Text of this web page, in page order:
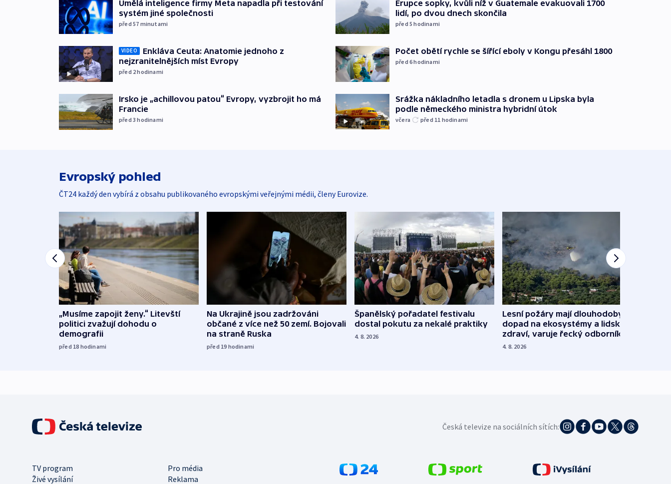
Umělá inteligence firmy Meta napadla při testování
systém jiné společnosti
před 57 minutami
VIDEO
Enkláva Ceuta: Anatomie jednoho z
nejzranitelnějších míst Evropy
před 2hodinami
Irsko je „achillovou patou“ Evropy, vyzbrojit ho má
Francie
před 3hodinami
Erupce sopky, kvůli níž v Guatemale evakuovali 1700
lidí, po dvou dnech skončila
před 5hodinami
Počet obětí rychle se šířící eboly v Kongu přesáhl 1800
před 6hodinami
Srážka nákladního letadla s dronem u Lipska byla
podle německého ministra hybridní útok
včera před 11 hodinami
Evropský pohled
ČT24 každý den vybírá z obsahu publikovaného evropskými veřejnými médii, členy Eurovize.
„Musíme zapojit ženy.“ Litevští
politici zvažují dohodu o
demografii
před 18 hodinami
Na Ukrajině jsou zadržováni
občané z více než 50 zemí. Bojovali
na straně Ruska
před 19 hodinami
Španělský pořadatel festivalu
dostal pokutu za nekalé praktiky
4. 8. 2026
Lesní požáry mají dlouhodobý
dopad na ekosystémy a lidské
zdraví, varuje řecký odborník
4. 8. 2026
Česká televize na sociálních sítích:
TV program
Pro média
Živé vysílání
Reklama